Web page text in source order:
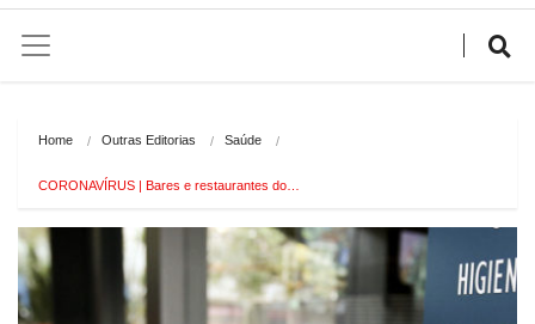
Home Outras Editorias Saúde
CORONAVÍRUS | Bares e restaurantes do…